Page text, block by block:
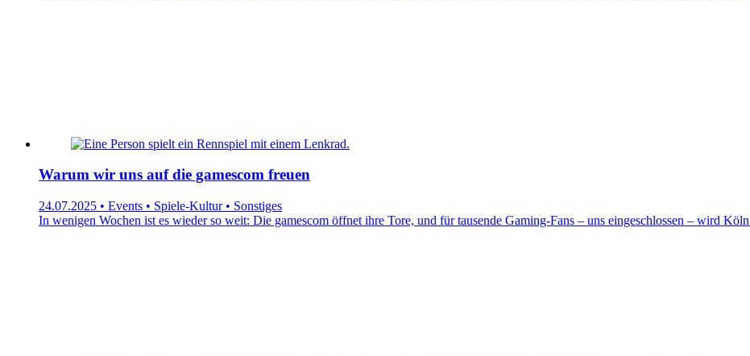
Warum wir uns auf die gamescom freuen
24.07.2025 • Events • Spiele-Kultur • Sonstiges
In wenigen Wochen ist es wieder so weit: Die gamescom öffnet ihre Tore, und für tausende Gaming-Fans – uns eingeschlossen – wird